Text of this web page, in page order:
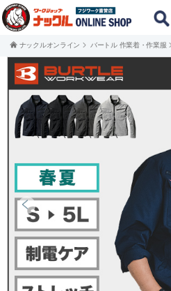
ナックルオンライン バートル 作業着・作業服